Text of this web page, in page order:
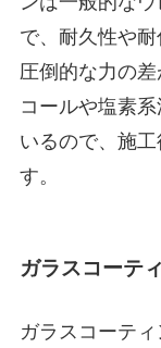
で、耐久性や
圧倒的な力の
コールや塩素
いるので、施
す。
ガラスコーテ
ガラスコーテ